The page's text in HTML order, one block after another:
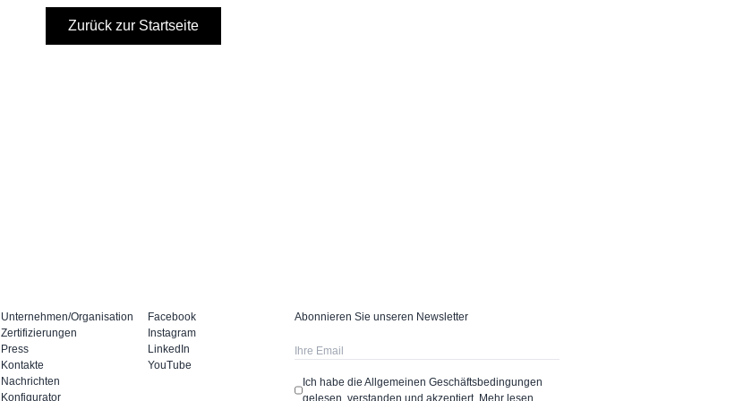
Zurück zur Startseite
Unternehmen/Organisation
Zertifizierungen
Press
Kontakte
Nachrichten
Konfigurator
Facebook
Instagram
LinkedIn
YouTube
Abonnieren Sie unseren Newsletter
Ich habe die Allgemeinen Geschäftsbedingungen
gelesen, verstanden und akzeptiert. Mehr lesen